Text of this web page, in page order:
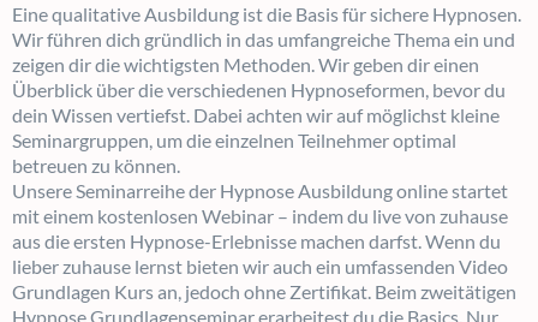
Eine qualitative Ausbildung ist die Basis für sichere Hypnosen.
Wir führen dich gründlich in das umfangreiche Thema ein und
zeigen dir die wichtigsten Methoden. Wir geben dir einen
Überblick über die verschiedenen Hypnoseformen, bevor du
dein Wissen vertiefst. Dabei achten wir auf möglichst kleine
Seminargruppen, um die einzelnen Teilnehmer optimal
betreuen zu können.
Unsere Seminarreihe der Hypnose Ausbildung online startet
mit einem kostenlosen Webinar – indem du live von zuhause
aus die ersten Hypnose-Erlebnisse machen darfst. Wenn du
lieber zuhause lernst bieten wir auch ein umfassenden Video
Grundlagen Kurs an, jedoch ohne Zertifikat. Beim zweitätigen
Hypnose Grundlagenseminar erarbeitest du die Basics. Nur